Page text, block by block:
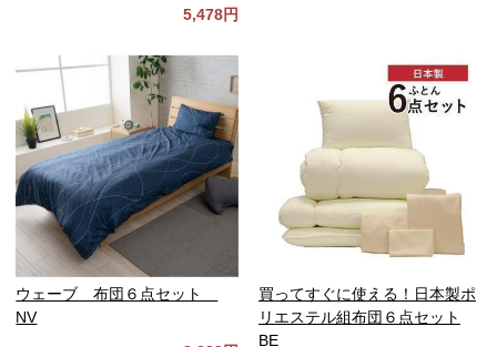
5,478円
ウェーブ 布団６点セット
NV
買ってすぐに使える！日本製ポ
リエステル組布団６点セット
BE